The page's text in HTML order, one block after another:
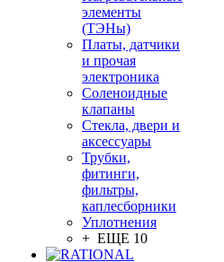
элементы
(ТЭНы)
Платы, датчики
и прочая
электроника
Соленоидные
клапаны
Стекла, двери и
аксессуары
Трубки,
фитинги,
фильтры,
каплесборники
Уплотнения
+ ЕЩЕ 10